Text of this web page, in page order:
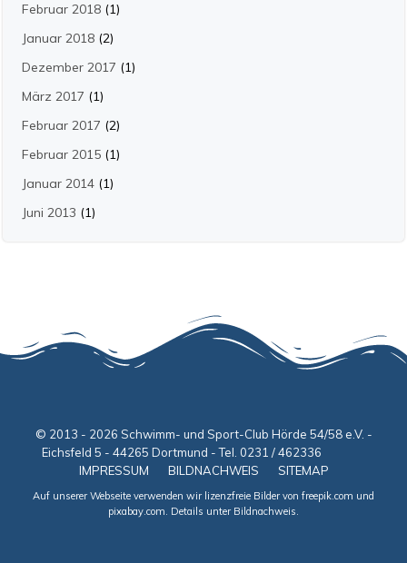
Februar 2018 (1)
Januar 2018 (2)
Dezember 2017 (1)
März 2017 (1)
Februar 2017 (2)
Februar 2015 (1)
Januar 2014 (1)
Juni 2013 (1)
© 2013 - 2026 Schwimm- und Sport-Club Hörde 54/58 e.V. -
Eichsfeld 5 - 44265 Dortmund - Tel. 0231 / 462336
IMPRESSUM
BILDNACHWEIS SITEMAP
Auf unserer Webseite verwenden wir lizenzfreie Bilder von freepik.com und
pixabay.com. Details unter Bildnachweis.